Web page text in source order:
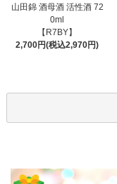
山田錦 酒母酒 活性酒 72
0ml
【R7BY】
2,700円(税込2,970円)